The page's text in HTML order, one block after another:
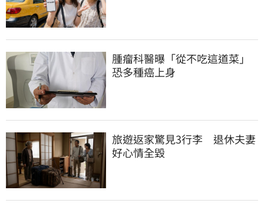
腫瘤科醫曝「從不吃這道菜」
恐多種癌上身
旅遊返家驚見3行李　退休夫妻
好心情全毀